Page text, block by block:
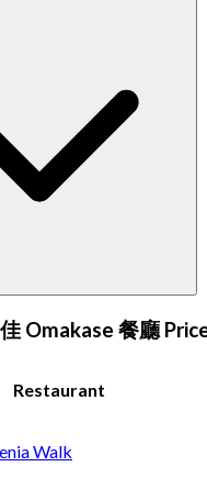
Omakase 餐廳
Restaurant
Walk